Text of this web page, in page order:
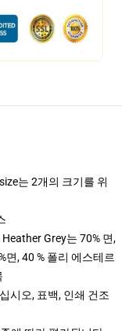
는 2개의 크기를 위
Grey는 70% 면,
, 40 % 폴리 에스테르
시오, 표백, 인쇄 건조